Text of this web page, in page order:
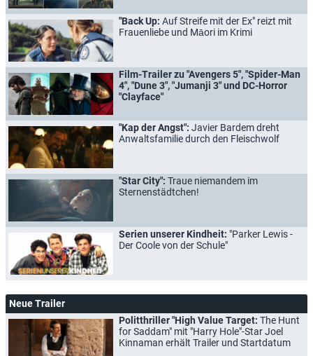
"Back Up: Auf Streife mit der Ex" reizt mit
Frauenliebe und Māori im Krimi
Film-Trailer zu "Avengers 5", "Spider-Man
4", "Dune 3", "Jumanji 3" und DC-Horror
"Clayface"
"Kap der Angst": Javier Bardem dreht
Anwaltsfamilie durch den Fleischwolf
"Star City": Traue niemandem im
Sternenstädtchen!
Serien unserer Kindheit: "Parker Lewis -
Der Coole von der Schule"
Neue Trailer
Politthriller "High Value Target: The Hunt
for Saddam" mit "Harry Hole"-Star Joel
Kinnaman erhält Trailer und Startdatum